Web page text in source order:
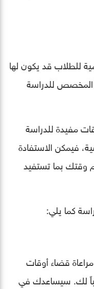
للطلاب قد يكون لها
المخصص للدراسة
مفيدة للدراسة
فيمكن الاستفادة
وقتك بما تستفيد
كما يلي:
قضاء أوقات
لك. سيساعدك في